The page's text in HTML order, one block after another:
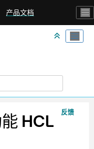
产品文档
反馈
HCL